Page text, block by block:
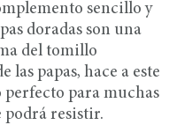
sencillo y
doradas son una
del tomillo
las papas, hace a este
para muchas
podrá resistir.